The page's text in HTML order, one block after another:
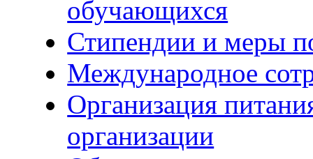
обучающихся
Стипендии и меры
Международное
Организация
организации